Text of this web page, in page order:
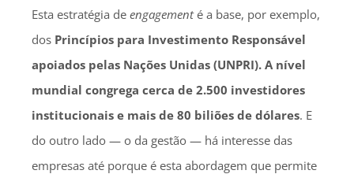
Esta estratégia de engagementé a base, por exemplo,
dos Princípios para Investimento Responsável
apoiados pelas Nações Unidas (UNPRI). A nível
mundial congrega cerca de 2.500 investidores
institucionais e mais de 80 biliões de dólares. E
do outro lado — o da gestão — há interesse das
empresas até porque é esta abordagem que permite